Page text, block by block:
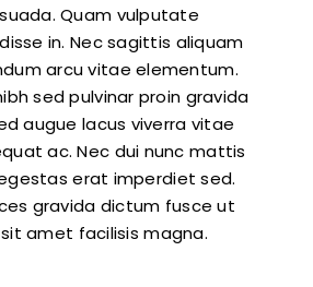
Quam vulputate
in. Nec sagittis aliquam
arcu vitae elementum.
sed pulvinar proin gravida
augue lacus viverra vitae
ac. Nec dui nunc mattis
erat imperdiet sed.
gravida dictum fusce ut
amet facilisis magna.